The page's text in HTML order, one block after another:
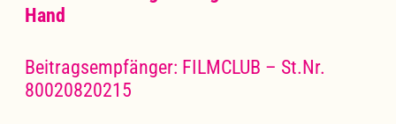
Hand
Beitragsempfänger: FILMCLUB – St.Nr.
80020820215